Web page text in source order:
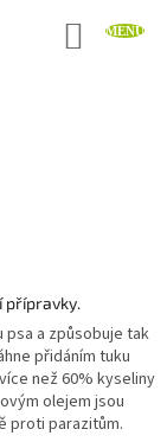
přípravky.
psa a způsobuje tak
přidáním tuku
než 60% kyseliny
olejem jsou
proti parazitům.